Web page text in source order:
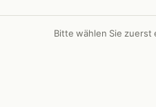
Bitte wählen Sie